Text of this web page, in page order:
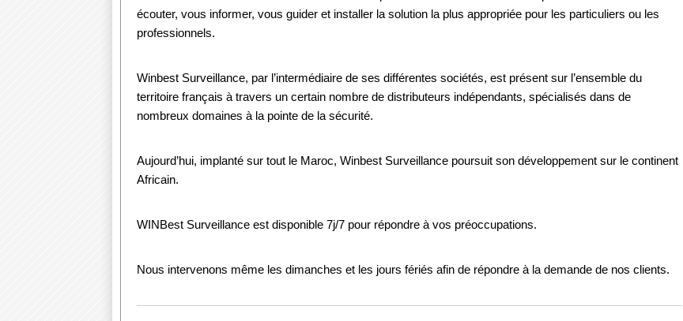
écouter, vous informer, vous guider et installer la solution la plus appropriée pour les particuliers ou les
professionnels.
Winbest Surveillance, par l’intermédiaire de ses différentes sociétés, est présent sur l’ensemble du
territoire français à travers un certain nombre de distributeurs indépendants, spécialisés dans de
nombreux domaines à la pointe de la sécurité.
Aujourd’hui, implanté sur tout le Maroc, Winbest Surveillance poursuit son développement sur le continent
Africain.
WINBest Surveillance est disponible 7j/7 pour répondre à vos préoccupations.
Nous intervenons même les dimanches et les jours fériés afin de répondre à la demande de nos clients.